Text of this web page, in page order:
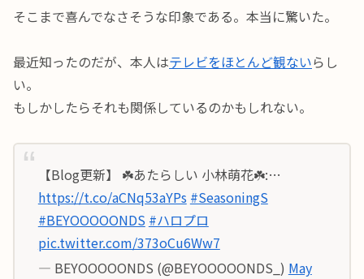
そこまで喜んでなさそうな印象である。本当に驚いた。
最近知ったのだが、本人はテレビをほとんど観ないらし
い。
もしかしたらそれも関係しているのかもしれない。
【Blog更新】 ☘️あたらしい 小林萌花☘️:…
https://t.co/aCNq53aYPs #SeasoningS
#BEYOOOOONDS #ハロプロ
pic.twitter.com/373oCu6Ww7
— BEYOOOOONDS (@BEYOOOOONDS_) May